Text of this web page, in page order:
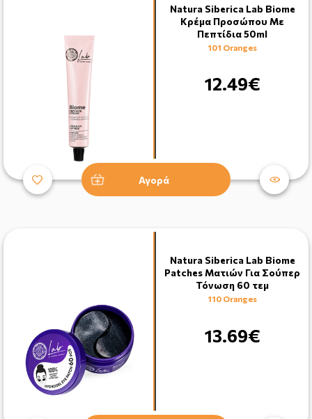
Natura Siberica Lab Biome
Κρέμα Προσώπου Με
Πεπτίδια 50ml
101 Oranges
12.49€
Αγορά
Natura Siberica Lab Biome
Patches Ματιών Για Σούπερ
Τόνωση 60 τεμ
110 Oranges
13.69€